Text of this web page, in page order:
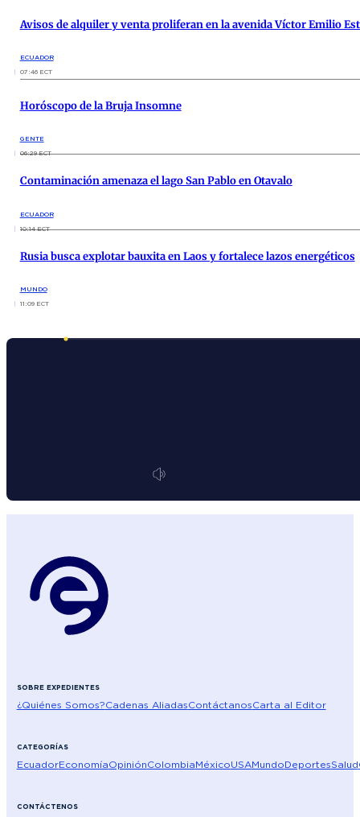
Avisos de alquiler y venta proliferan en la avenida Víctor Emilio
ECUADOR
07:46 ECT
Horóscopo de la Bruja Insomne
GENTE
06:29 ECT
Contaminación amenaza el lago San Pablo en Otavalo
ECUADOR
10:14 ECT
Rusia busca explotar bauxita en Laos y fortalece lazos energéticos
MUNDO
11:09 ECT
SOBRE EXPEDIENTES
¿Quiénes Somos?Cadenas AliadasContáctanosCarta al Editor
CATEGORÍAS
EcuadorEconomíaOpiniónColombiaMéxicoUSAMundoDeportesSalud
CONTÁCTENOS